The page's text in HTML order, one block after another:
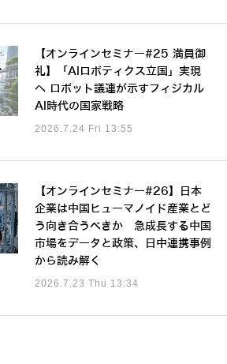
【オンラインセミナー#25 満員御
礼】「AIロボティクス立国」実現
へ ロボット議連が示すフィジカル
AI時代の国家戦略
2026.7.24 Fri 13:55
【オンラインセミナー#26】日本
企業は中国ヒューマノイド産業とど
う向き合うべきか 急成長する中国
市場をデータと政策、日中連携事例
から読み解く
2026.7.23 Thu 13:34